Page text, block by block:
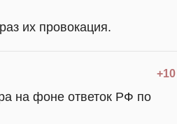
их провокация.
+10
на фоне ответок РФ по